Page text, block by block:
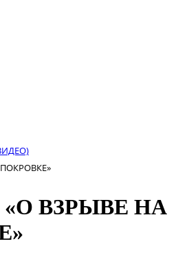
ВЗРЫВЕ НА